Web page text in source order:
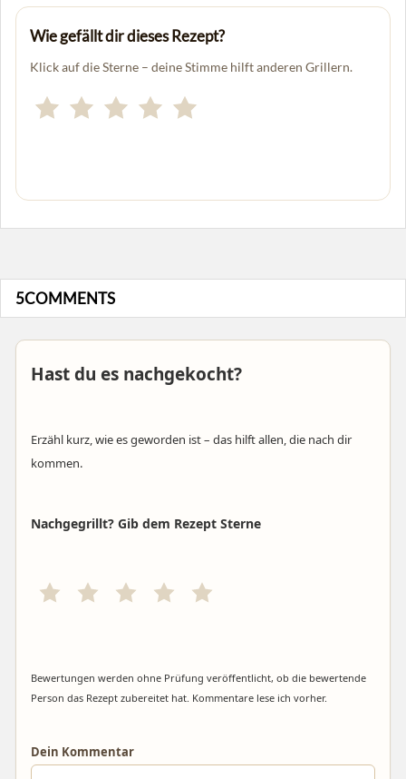
Wie gefällt dir dieses Rezept?
Klick auf die Sterne – deine Stimme hilft anderen Grillern.
5COMMENTS
Hast du es nachgekocht?
Erzähl kurz, wie es geworden ist – das hilft allen, die nach dir
kommen.
Nachgegrillt? Gib dem Rezept Sterne
Bewertungen werden ohne Prüfung veröffentlicht, ob die bewertende
Person das Rezept zubereitet hat. Kommentare lese ich vorher.
Dein Kommentar